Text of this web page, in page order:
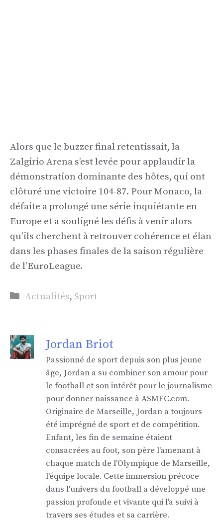
Alors que le buzzer final retentissait, la
Zalgirio Arena s’est levée pour applaudir la
démonstration dominante des hôtes, qui ont
clôturé une victoire 104-87. Pour Monaco, la
défaite a prolongé une série inquiétante en
Europe et a souligné les défis à venir alors
qu’ils cherchent à retrouver cohérence et élan
dans les phases finales de la saison régulière
de l’EuroLeague.
Catégories
Actualités, Sport
Jordan Briot
Passionné de sport depuis son plus jeune
âge, Jordan a su combiner son amour pour
le football et son intérêt pour le journalisme
pour donner naissance à ASMFC.com.
Originaire de Marseille, Jordan a toujours
été imprégné de sport et de compétition.
Enfant, les fin de semaine étaient
consacrées au foot, son père l'amenant à
chaque match de l'Olympique de Marseille,
l'équipe locale. Cette immersion précoce
dans l'univers du football a développé une
passion profonde et vivante qui l'a suivi à
travers ses études et sa carrière.